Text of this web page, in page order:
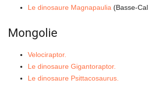
Le dinosaure Magnapaulia (Basse-
Mongolie
Velociraptor.
Le dinosaure Gigantoraptor.
Le dinosaure Psittacosaurus.